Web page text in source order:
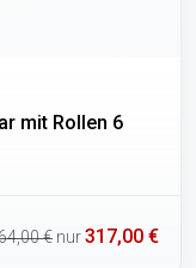
mit Rollen 6
€ nur317,00 €